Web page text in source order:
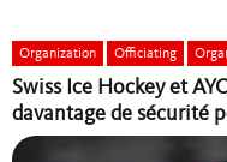
Règlements,
Organization Officiating
Swiss Ice Hockey et
davantage de sécurité